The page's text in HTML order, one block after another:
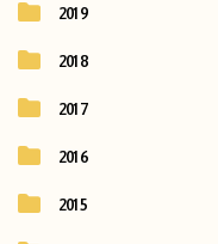
2019
2018
2017
2016
2015